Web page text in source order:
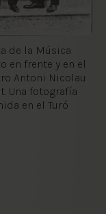
de la Música
en frente y en el
Antoni Nicolau
Una fotografía
en el Turó